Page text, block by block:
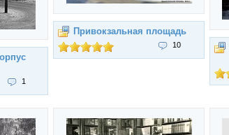
1
Привокзальная площадь
10